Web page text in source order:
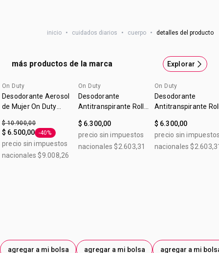
para esos días activos, intensos, en que no paras un
inicio • cuidados diarios • cuerpo • detalles del producto
más productos de la marca Explorar
On Duty
Desodorante Aerosol
de Mujer On Duty
$ 10.900,00
$ 6.500,00 Etiqueta -40%
-40%
precio sin impuestos
nacionales $9.008,26
agregar a mi bolsa
On Duty
Desodorante
Antitranspirante Roll-
50ml
$ 6.300,00
precio sin impuestos
nacionales $2.603,31
agregar a mi bolsa
On Duty
Desodorante
Antitranspirante
Invisible 50ml
$ 6.300,00
precio sin
nacionales
agregar a mi